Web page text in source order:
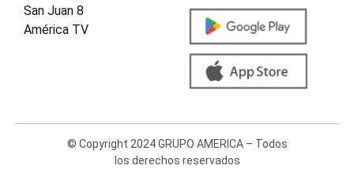
San Juan 8
América TV
© Copyright 2024 GRUPO AMERICA – Todos
los derechos reservados